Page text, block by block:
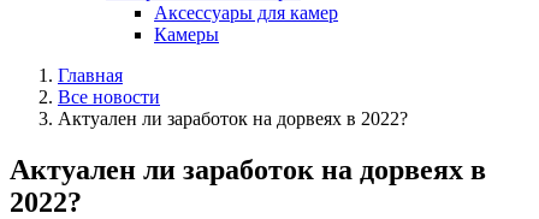
Аксессуары для камер
Камеры
Главная
Все новости
Актуален ли заработок на дорвеях в 2022?
Актуален ли заработок на дорвеях в
2022?